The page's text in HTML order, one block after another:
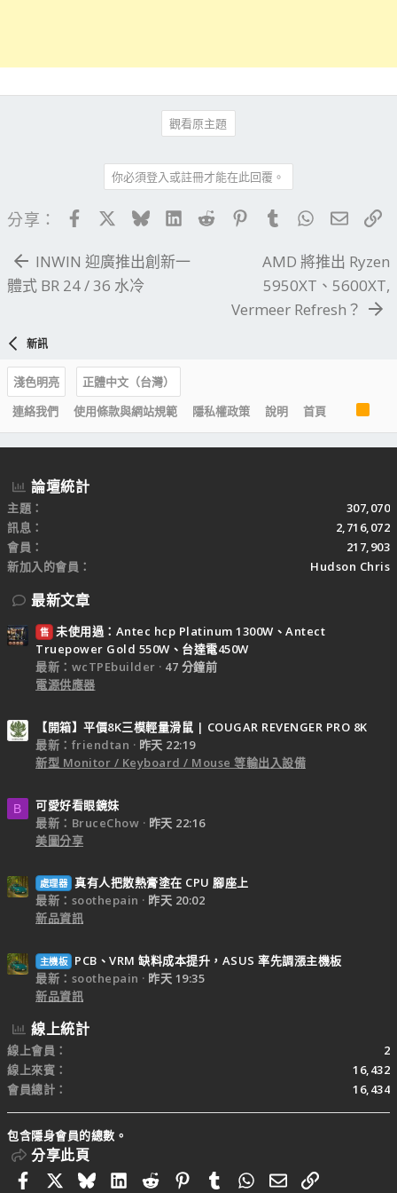
觀看原主題
你必須登入或註冊才能在此回覆。
分享： FacebookBlueskyLinkedIn
Reddit PinterestTumblrWhatsApp
電子
INWIN 迎廣推出創新一
體式 BR 24 / 36 水冷
AMD 將推出 Ryzen
5950XT、5600XT,
Vermeer Refresh？
新訊
淺色明亮
正體中文（台灣）
連絡我們
使用條款與網站規範 隱私權政策 說明 首頁
R
S
S
論壇統計
主題
307,070
訊息
2,716,072
會員
217,903
新加入的會員
Hudson Chris
最新文章
售 未使用過：Antec hcp Platinum 1300W、Antect
Truepower Gold 550W、台達電450W
最新：wcTPEbuilder
47 分鐘前
電源供應器
【開箱】平價8K三模輕量滑鼠 | COUGAR REVENGER PRO 8K
最新：friendtan
昨天 22:19
新型 Monitor / Keyboard / Mouse 等輸出入設備
B
可愛好看眼鏡妹
最新：BruceChow
昨天 22:16
美圖分享
處理器 真有人把散熱膏塗在 CPU 腳座上
最新：soothepain
昨天 20:02
新品資訊
主機板
PCB、VRM 缺料成本提升，ASUS 率先調漲主機板
最新：soothepain
昨天 19:35
新品資訊
線上統計
線上會員
2
線上來賓
16,432
會員總計
16,434
包含隱身會員的總數。
分享此頁
FacebookBlueskyLinkedIn
RedditPinterestTumblrWhatsApp
電子郵件
連結